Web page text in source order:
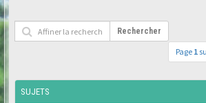
Rechercher
Page 1
SUJETS